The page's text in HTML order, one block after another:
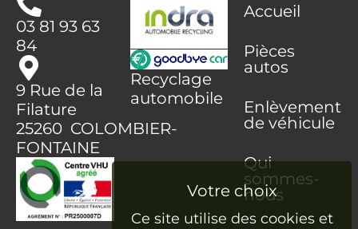
03 81 93 63
84
9 Rue de la
Filature
25260 COLOMBIER-
FONTAINE
Recyclage
automobile
Accueil
Pièces
autos
Enlèvement
de véhicule
Qui
sommes-
nous
Ce site utilise des cookies et